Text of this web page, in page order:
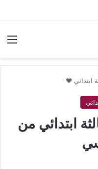
ابتدائي ❤
ابتدائي من